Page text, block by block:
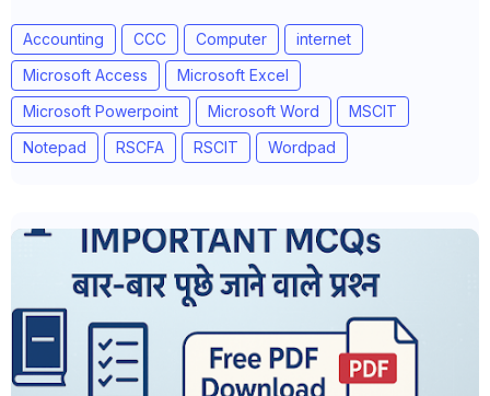
Accounting CCC Computer
internet
Microsoft Access
Microsoft Excel
Microsoft Powerpoint
Microsoft Word
MSCIT
Notepad
RSCFA RSCIT Wordpad